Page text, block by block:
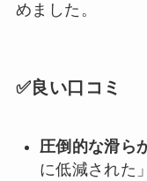
めました。
✅良い口コミ
圧倒的な滑ら
に低減された